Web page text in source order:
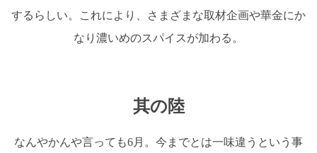
するらしい。これにより、さまざまな取材企画や華金にか
なり濃いめのスパイスが加わる。
其の陸
なんやかんや言っても6月。今までとは一味違うという事